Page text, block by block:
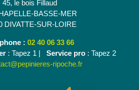
45, le bois Fillaud
BASSE-MER
DIVATTE-SUR-LOIRE
: 02 40 06 33 66
: Tapez 1 | Service pro: Tapez 2
ripoche.fr